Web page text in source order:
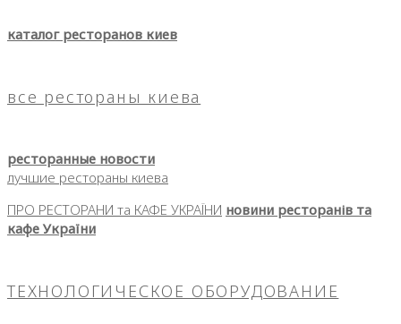
каталог ресторанов киев
все рестораны киева
ресторанные новости
лучшие рестораны киева
ПРО РЕСТОРАНИ та КАФЕ УКРАЇНИ новини ресторанів та
кафе України
ТЕХНОЛОГИЧЕСКОЕ ОБОРУДОВАНИЕ